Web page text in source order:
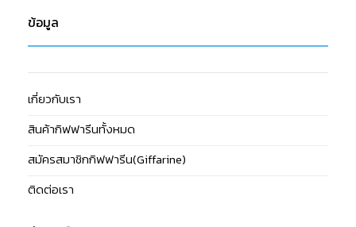
ข้อมูล
เกี่ยวกับเรา
สินค้ากิฟฟารีนทั้งหมด
สมัครสมาชิกกิฟฟารีน(Giffarine)
ติดต่อเรา